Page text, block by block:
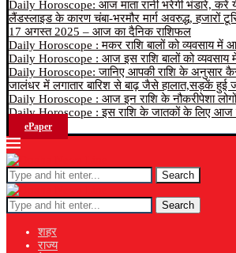
Daily Horoscope: आज माता रानी भरेगी भंडारे, करें
लैंडस्लाइड के कारण चंबा-भरमौर मार्ग अवरुद्ध, हजारों
17 अगस्त 2025 – आज का दैनिक राशिफल
Daily Horoscope : मकर राशि बालों को व्यवसाय में
Daily Horoscope : आज इस राशि बालों को व्यवसाय
Daily Horoscope: जानिए आपकी राशि के अनुसार
जालंधर में लगातार बारिश से बाढ़ जैसे हालात,सड़कें
Daily Horoscope : आज इन राशि के नौकरीपेशा
Daily Horoscope : इस राशि के जातकों के लिए आज
ePaper
Search
Search
शहर
राज्य